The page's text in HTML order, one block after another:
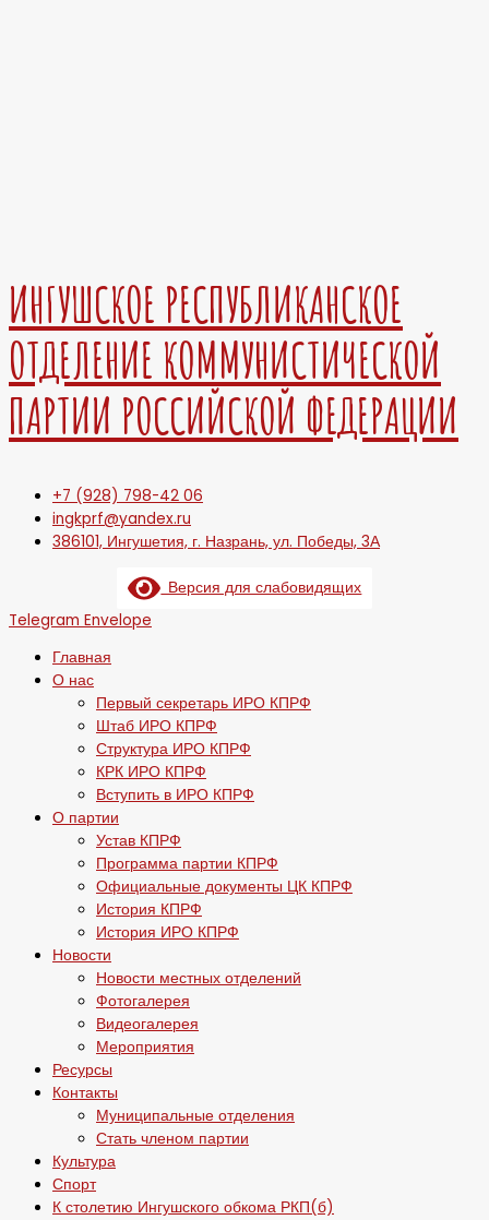
ИНГУШСКОЕ РЕСПУБЛИКАНСКОЕ
ОТДЕЛЕНИЕ КОММУНИСТИЧЕСКОЙ
ПАРТИИ РОССИЙСКОЙ ФЕДЕРАЦИИ
+7 (928) 798-42 06
ingkprf@yandex.ru
386101, Ингушетия, г. Назрань, ул. Победы, 3А
Версия для слабовидящих
Telegram Envelope
Главная
О нас
Первый секретарь ИРО КПРФ
Штаб ИРО КПРФ
Структура ИРО КПРФ
КРК ИРО КПРФ
Вступить в ИРО КПРФ
О партии
Устав КПРФ
Программа партии КПРФ
Официальные документы ЦК КПРФ
История КПРФ
История ИРО КПРФ
Новости
Новости местных отделений
Фотогалерея
Видеогалерея
Мероприятия
Ресурсы
Контакты
Муниципальные отделения
Стать членом партии
Культура
Спорт
К столетию Ингушского обкома РКП(б)